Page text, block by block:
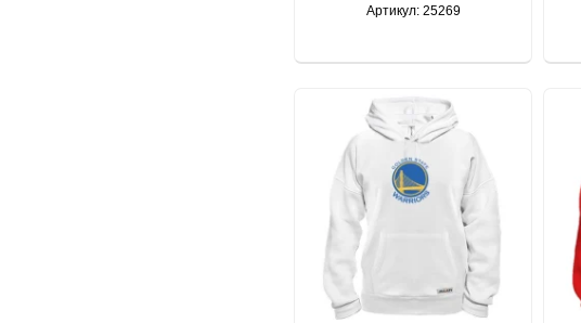
Артикул: 25269